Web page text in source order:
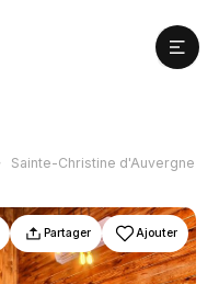
Sainte-Christine d'Auvergne
Partager Ajouter